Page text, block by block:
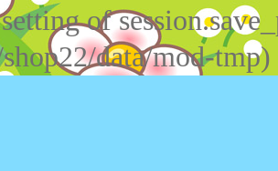
of
data/mod-